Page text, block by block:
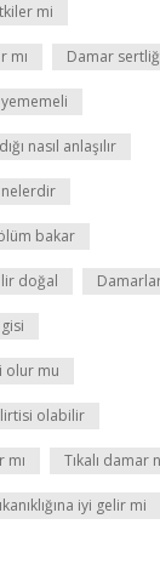
mi
mı Damar
nasıl anlaşılır
bakar
doğal
olur mu
olabilir
mı Tıkalı damar
iyi gelir mi